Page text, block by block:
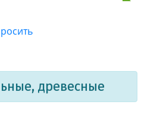
древесные